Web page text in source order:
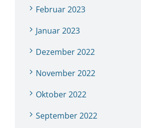
Februar 2023
Januar 2023
Dezember 2022
November 2022
Oktober 2022
September 2022